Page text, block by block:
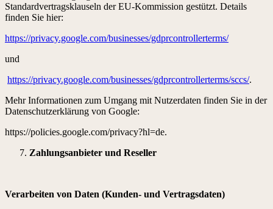
Standardvertragsklauseln der EU-Kommission gestützt. Details
finden Sie hier:
https://privacy.google.com/businesses/gdprcontrollerterms/
und
https://privacy.google.com/businesses/gdprcontrollerterms/sccs/.
Mehr Informationen zum Umgang mit Nutzerdaten finden Sie in der
Datenschutzerklärung von Google:
https://policies.google.com/privacy?hl=de.
Zahlungsanbieter und Reseller
Verarbeiten von Daten (Kunden- und Vertragsdaten)